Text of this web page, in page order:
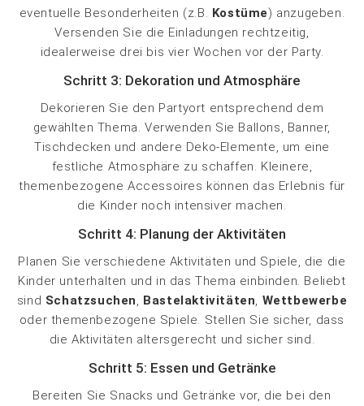
eventuelle Besonderheiten (z.B. Kostüme) anzugeben.
Versenden Sie die Einladungen rechtzeitig,
idealerweise drei bis vier Wochen vor der Party.
Schritt 3: Dekoration und Atmosphäre
Dekorieren Sie den Partyort entsprechend dem
gewählten Thema. Verwenden Sie Ballons, Banner,
Tischdecken und andere Deko-Elemente, um eine
festliche Atmosphäre zu schaffen. Kleinere,
themenbezogene Accessoires können das Erlebnis für
die Kinder noch intensiver machen.
Schritt 4: Planung der Aktivitäten
Planen Sie verschiedene Aktivitäten und Spiele, die die
Kinder unterhalten und in das Thema einbinden. Beliebt
sind Schatzsuchen, Bastelaktivitäten, Wettbewerbe
oder themenbezogene Spiele. Stellen Sie sicher, dass
die Aktivitäten altersgerecht und sicher sind.
Schritt 5: Essen und Getränke
Bereiten Sie Snacks und Getränke vor, die bei den